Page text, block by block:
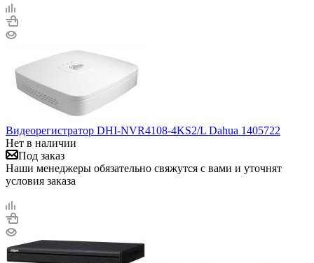
Видеорегистратор DHI-NVR4108-4KS2/L Dahua 1405722
Нет в наличии
Под заказ
Наши менеджеры обязательно свяжутся с вами и уточнят
условия заказа